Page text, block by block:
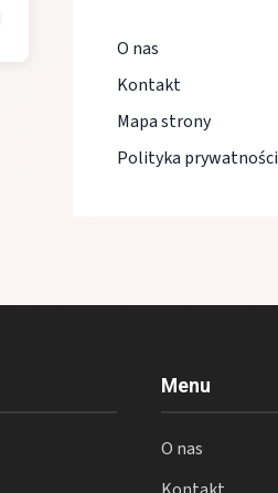
O nas
Kontakt
Mapa strony
Polityka prywatności
Menu
O nas